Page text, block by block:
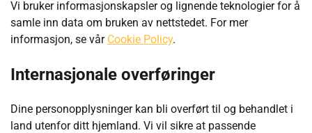
Vi bruker informasjonskapsler og lignende teknologier for å
samle inn data om bruken av nettstedet. For mer
informasjon, se vår Cookie Policy.
Internasjonale overføringer
Dine personopplysninger kan bli overført til og behandlet i
land utenfor ditt hjemland. Vi vil sikre at passende